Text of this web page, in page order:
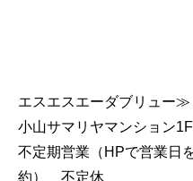
エスエスエーダブリュー
小山サマリヤマンション
不定期営業（HPで営業日
約） 不定休